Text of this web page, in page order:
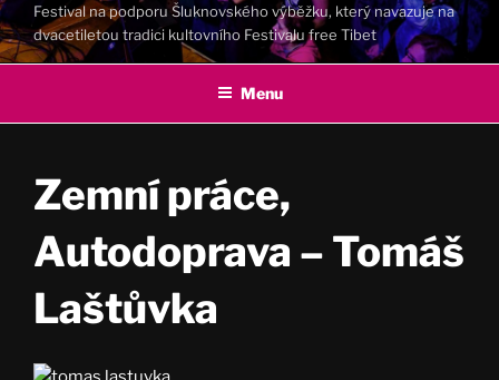
Festival na podporu Šluknovského výběžku, který navazuje na
dvacetiletou tradici kultovního Festivalu free Tibet
Menu
Zemní práce,
Autodoprava – Tomáš
Laštůvka